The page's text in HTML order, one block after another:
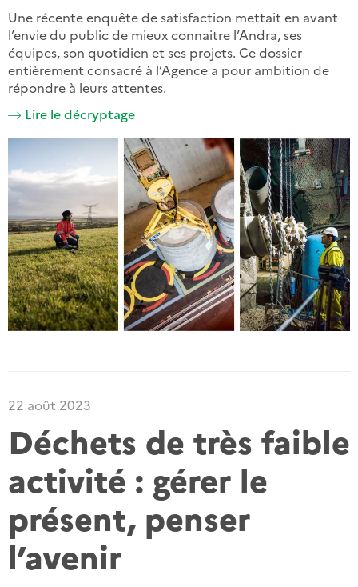
Une récente enquête de satisfaction mettait en avant
l’envie du public de mieux connaitre l’Andra, ses
équipes, son quotidien et ses projets. Ce dossier
entièrement consacré à l’Agence a pour ambition de
répondre à leurs attentes.
Lire le décryptage
22 août 2023
Déchets de très faible
activité : gérer le
présent, penser
l’avenir